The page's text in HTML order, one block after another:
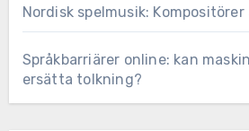
Nordisk spelmusik:
Språkbarriärer online: kan
ersätta tolkning?